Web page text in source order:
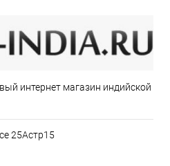
интернет магазин индийской
25Астр15